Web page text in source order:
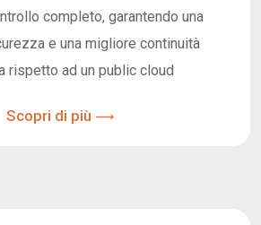
completo, garantendo una
e una migliore continuità
rispetto ad un public cloud
Scopri di più